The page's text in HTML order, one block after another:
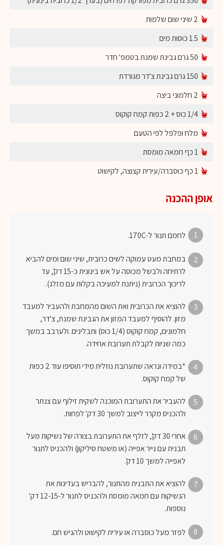
2 שיני שום שלמות
1.5 כוסות מים
50 גרם גבינת שמנת בטמפ' חדר
150 גרם גבינת צ'דר מגורדת
2 חלמוני ביצה
1/4 כוס + 2 כפות קמח קוקוס
מלח ופלפל לפי הטעם
1 כף חמאה מומסת
1 כף כוסברה/עירית קצוצה, לקישוט
אופן ההכנה
1 לחמם תנור ל-170C.
2
במחבת מעט עמוקה לשים כרובית, שיני שום ומים להביא
לרתיחה ולבשל מכוסה על אש בינונית כ-15 דק', עד
לריכוך הכרובית (ניתנת למעיכה בקלות עם מזלג).
3
להוציא את הכרובית ואת השום מהמחבת ולהעביר למעבד
מזון. להוסיף למעבד המזון את הגבינת שמנת, צ'דר,
חלמונים, קמח קוקוס (1/4 כוס) ותבלינים. ולערבב במשך
כמה שניות לקבלת תערובת אחידה.
4
*במידה ונראה שתערובת נוזלית מידי תוסיפו עוד 2 כפות
של קמח קוקוס.
5
להעביר את התערובת המוכנה לשקית זילוף עם צנתר
ולהכניס מקרר לייצוב למשך 30 דק' לפחות.
6
אחרי 30 דק', לזלף את התערובת בצורה של נשיקות מעל
תבנית עם נייר אפייה (או משטח סיליקון) ולהכניס לתנור
לאפייה למשך 10 דק'.
7
להוציא את התבנית מהתנור, להבריש בעדינות את
הנשיקות עם חמאה מומסת ולהכניס לתנור ל-12-15 דק'
נוספות.
8 לפזר מעל כוסברה או עירית לקישוט ולהגיש חם.